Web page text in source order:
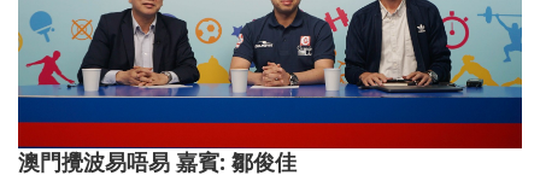
澳門攪波易唔易 嘉賓: 鄒俊佳